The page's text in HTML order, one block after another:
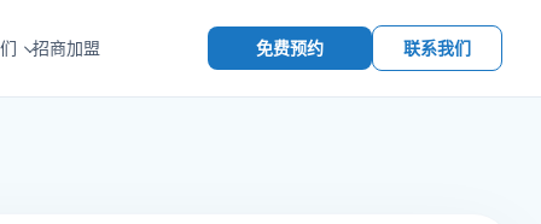
招商加盟 免费预约 联系我们